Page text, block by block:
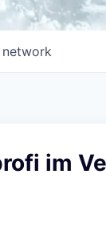
im